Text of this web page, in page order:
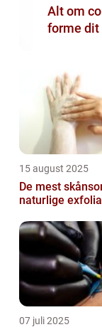
Alt om
forme dit
15 august 2025
De mest
naturlige
07 juli 2025